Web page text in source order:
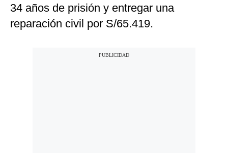
34 años de prisión y entregar una
reparación civil por S/65.419.